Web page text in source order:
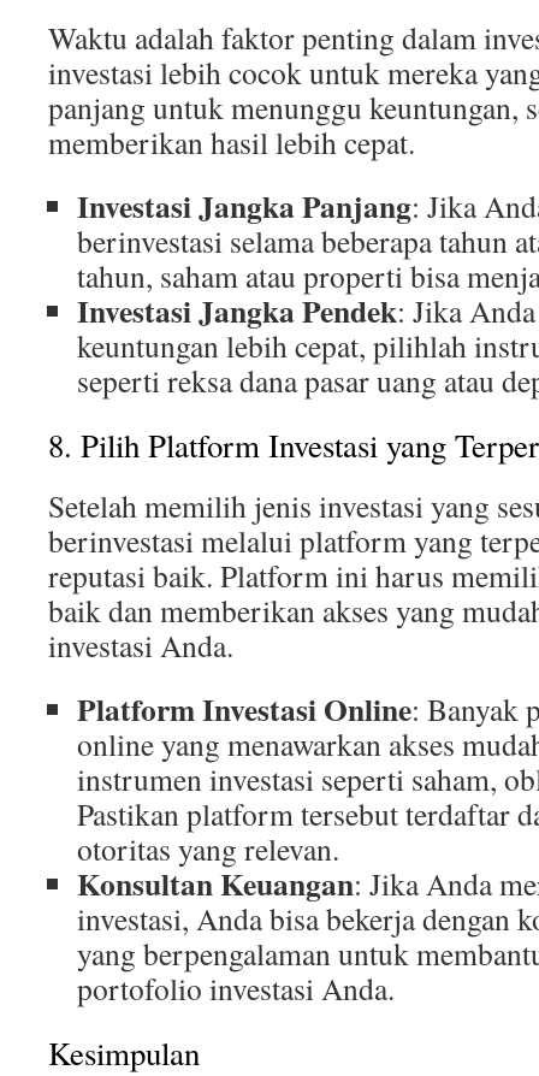
Waktu adalah faktor penting dalam
investasi lebih cocok untuk mereka
panjang untuk menunggu keuntungan,
memberikan hasil lebih cepat.
Investasi Jangka Panjang: Jika
berinvestasi selama beberapa tahun
tahun, saham atau properti bisa
Investasi Jangka Pendek: Jika
keuntungan lebih cepat, pilihlah
seperti reksa dana pasar uang atau
8. Pilih Platform Investasi yang
Setelah memilih jenis investasi yang
berinvestasi melalui platform yang
reputasi baik. Platform ini harus
baik dan memberikan akses yang
investasi Anda.
Platform Investasi Online: Banyak
online yang menawarkan akses
instrumen investasi seperti saham,
Pastikan platform tersebut terdaftar
otoritas yang relevan.
Konsultan Keuangan: Jika Anda
investasi, Anda bisa bekerja dengan
yang berpengalaman untuk
portofolio investasi Anda.
Kesimpulan